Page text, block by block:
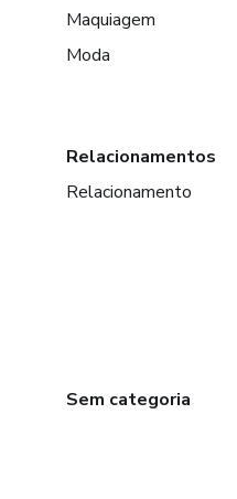
Maquiagem
Moda
Relacionamentos
Relacionamento
Sem categoria